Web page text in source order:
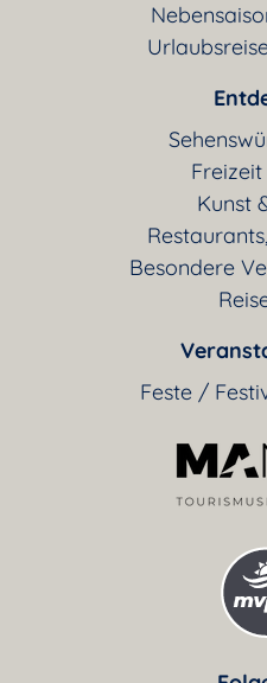
Kunst
Besondere
Feste /